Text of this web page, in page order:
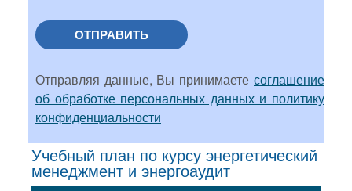
ОТПРАВИТЬ
Отправляя данные, Вы принимаете соглашение
об обработке персональных данных и политику
конфиденциальности
Учебный план по курсу энергетический
менеджмент и энергоаудит